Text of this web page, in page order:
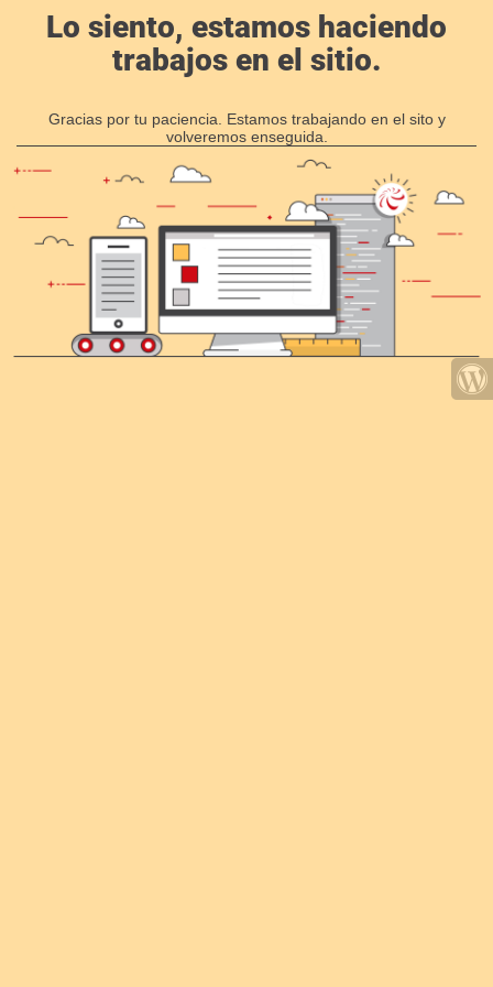
Lo siento, estamos haciendo
trabajos en el sitio.
Gracias por tu paciencia. Estamos trabajando en el sito y
volveremos enseguida.